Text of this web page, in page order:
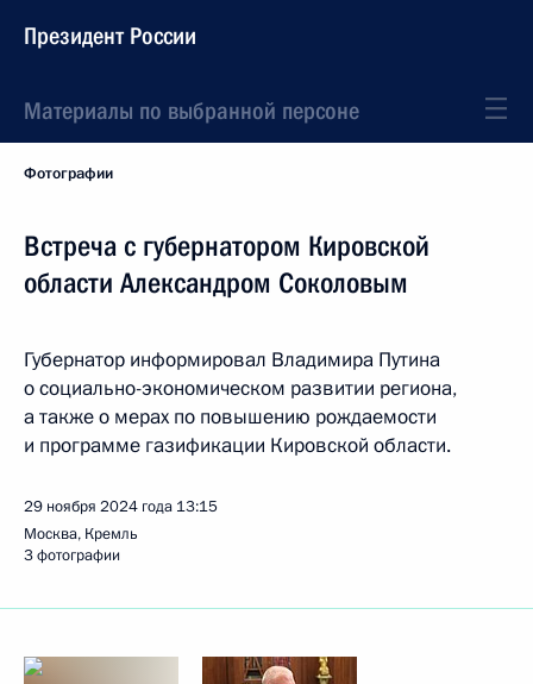
Президент России
Материалы по выбранной персоне
Фотографии
Встреча с губернатором Кировской
области Александром Соколовым
Губернатор информировал Владимира Путина
о социально-экономическом развитии региона,
а также о мерах по повышению рождаемости
и программе газификации Кировской области.
29 ноября 2024 года 13:15
Москва, Кремль
3 фотографии